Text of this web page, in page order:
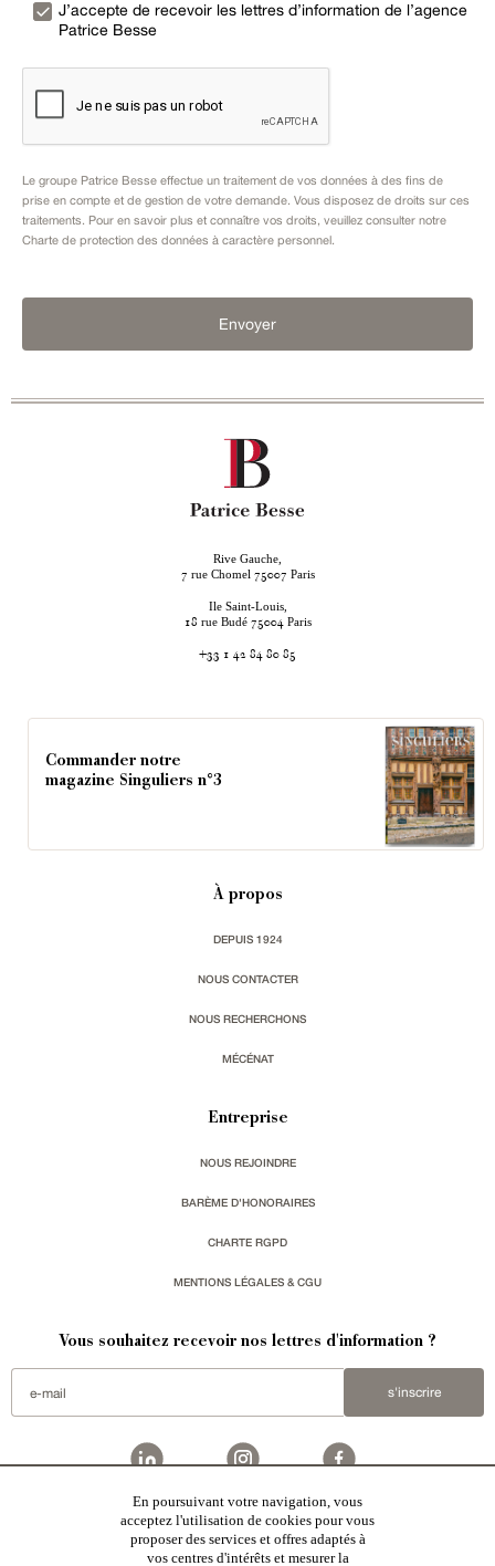
J’accepte de recevoir les lettres d’information de l’agence
Patrice Besse
Le groupe Patrice Besse effectue un traitement de vos données à des fins de
prise en compte et de gestion de votre demande. Vous disposez de droits sur ces
traitements. Pour en savoir plus et connaître vos droits, veuillez consulter notre
Charte de protection des données à caractère personnel .
Envoyer
Rive Gauche,
7 rue Chomel 75007 Paris
Ile Saint-Louis,
18 rue Budé 75004 Paris
+33 1 42 84 80 85
Commander notre
magazine Singuliers n°3
À propos
DEPUIS 1924
NOUS CONTACTER
NOUS RECHERCHONS
MÉCÉNAT
Entreprise
NOUS REJOINDRE
BARÈME D'HONORAIRES
CHARTE RGPD
MENTIONS LÉGALES & CGU
Vous souhaitez recevoir nos lettres d'information ?
s'inscrire
Patrice Besse est une agence immobilière basée à Paris, ayant créé un réseau national spécialisé
dans la vente de bâtiments de caractère:
demeures & maisons
appartements,Architecture du 20ème S.,monuments historiques
mas & corps de ferme,maisons de village,chalets
En poursuivant votre navigation, vous
acceptez l'utilisation de cookies pour vous
proposer des services et offres adaptés à
vos centres d'intérêts et mesurer la